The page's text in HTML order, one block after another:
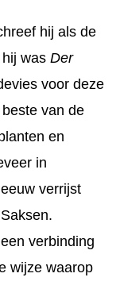
hij als de
was Der
voor deze
van de
en
in
verrijst
verbinding
wijze waarop